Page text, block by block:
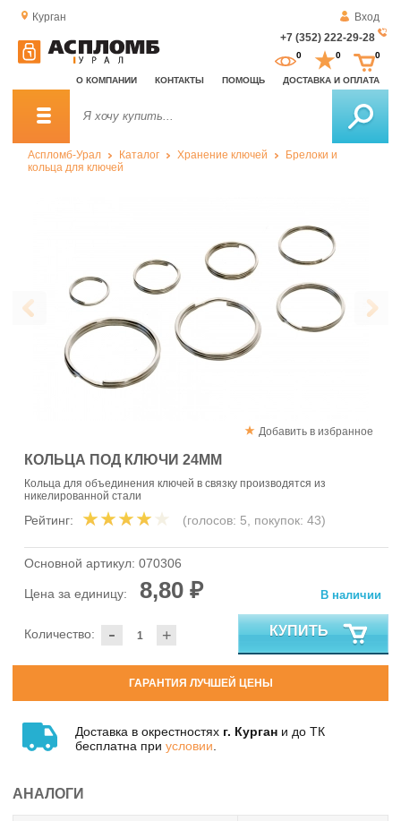
Курган
Вход
+7 (352) 222-29-28
О КОМПАНИИ КОНТАКТЫ ПОМОЩЬ ДОСТАВКА И ОПЛАТА
0 0 0
Аспломб-Урал Каталог Хранение ключей
Брелоки и
кольца для ключей
Добавить в избранное
КОЛЬЦА ПОД КЛЮЧИ 24ММ
Кольца для объединения ключей в связку производятся из
никелированной стали
Рейтинг: (голосов: 5, покупок: 43)
Основной артикул: 070306
Цена за единицу: 8,80 ₽
- +
Количество:
В наличии
КУПИТЬ
ГАРАНТИЯ ЛУЧШЕЙ ЦЕНЫ
Доставка в окрестностях г. Курган и до ТК
бесплатна при условии
АНАЛОГИ